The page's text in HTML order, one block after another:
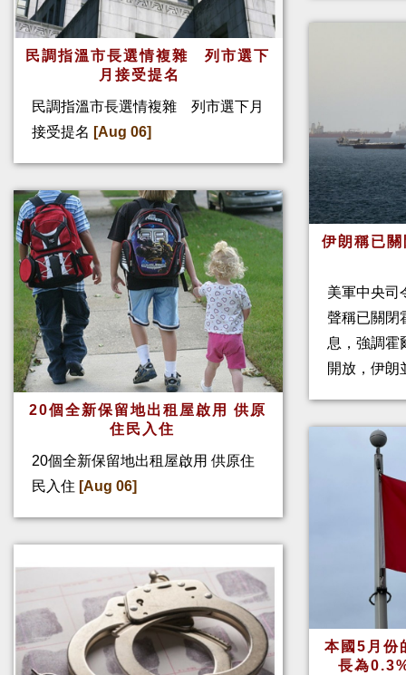
民調指溫市長選情複雜 列市選下
月接受提名
民調指溫市長選情複雜 列市選下月
接受提名 [Aug 06]
20個全新保留地出租屋啟用 供原
住民入住
20個全新保留地出租屋啟用 供原住
民入住 [Aug 06]
伊朗稱已
美軍中央司
聲稱已關閉
息，強調霍
開放，伊
本國5月份
長為